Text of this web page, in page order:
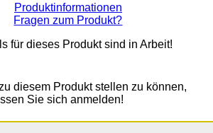
Produktinformationen
Fragen zum Produkt?
für dieses Produkt sind in Arbeit!
diesem Produkt stellen zu können,
Sie sich anmelden!